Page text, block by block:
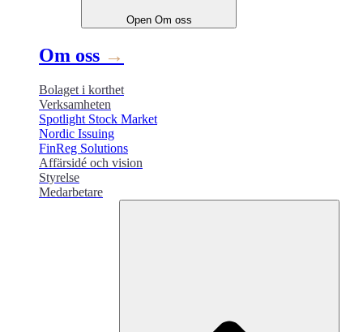
Open Om oss
Om oss →
Bolaget i korthet
Verksamheten
Spotlight Stock Market
Nordic Issuing
FinReg Solutions
Affärsidé och vision
Styrelse
Medarbetare